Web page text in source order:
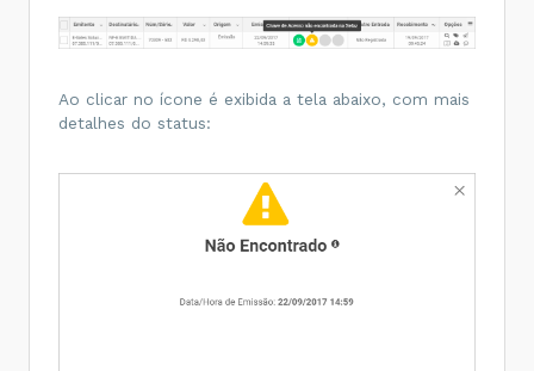
Ao clicar no ícone é exibida a tela abaixo, com mais
detalhes do status: